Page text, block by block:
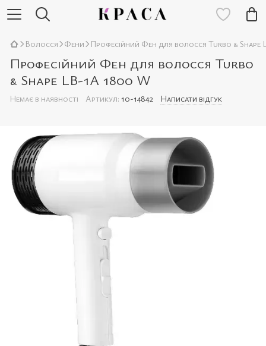
Волосся Фени Професійний Фен для волосcя Turbo & Shape
Професійний Фен для волосcя Turbo
& Shape LB-1A 1800 W
Немає в наявності Артикул: 10-14842 Написати відгук